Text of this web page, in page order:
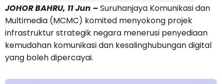
JOHOR BAHRU, 11 Jun –Suruhanjaya Komunikasi dan
Multimedia (MCMC) komited menyokong projek
infrastruktur strategik negara menerusi penyediaan
kemudahan komunikasi dan kesalinghubungan digital
yang boleh dipercayai.